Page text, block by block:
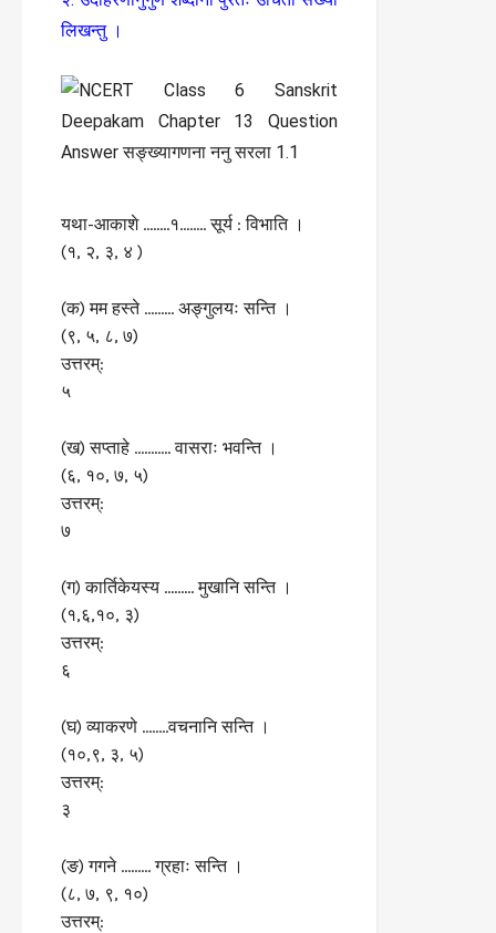
लिखन्तु ।
यथा-आकाशे ……..१…….. सूर्य : विभाति ।
(१, २, ३, ४ )
(क) मम हस्ते ……… अङ्गुलयः सन्ति ।
(९, ५, ८, ७)
उत्तरम्:
५
(ख) सप्ताहे ……….. वासराः भवन्ति ।
(६, १०, ७, ५)
उत्तरम्:
७
(ग) कार्तिकेयस्य ……… मुखानि सन्ति ।
(१,६,१०, ३)
उत्तरम्:
६
(घ) व्याकरणे ……..वचनानि सन्ति ।
(१०,९, ३, ५)
उत्तरम्:
३
(ङ) गगने ……… ग्रहाः सन्ति ।
(८, ७, ९, १०)
उत्तरम्: